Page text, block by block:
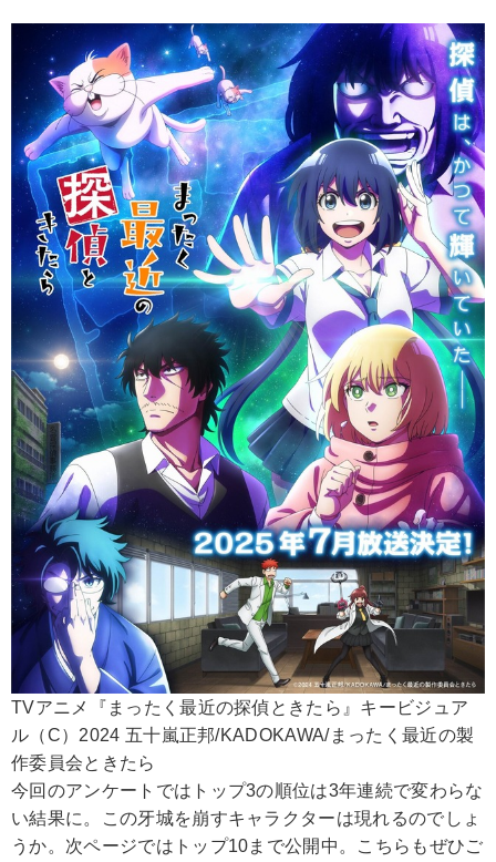
TVアニメ『まったく最近の探偵ときたら』キービジュア
ル（C）2024 五十嵐正邦/KADOKAWA/まったく最近の製
作委員会ときたら
今回のアンケートではトップ3の順位は3年連続で変わらな
い結果に。この牙城を崩すキャラクターは現れるのでしょ
うか。次ページではトップ10まで公開中。こちらもぜひご